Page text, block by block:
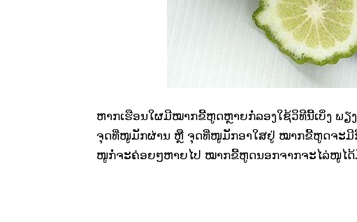
ຫາກເຮືອນໃຜມີໝາກຂີ້ຫູດຫຼາຍກໍ່ລອງໃຊ້ວິທີນີ້ເບິ່ງ ພຽ
ຈຸດທີ່ໜູມັກຜ່ານ ຫຼື ຈຸດທີ່ໜູມັກອາໃສຢູ່ ໝາກຂີ້ຫູດຈະມີກິ
ໜູກໍ່ຈະຄ່ອຍໆຫາຍໄປ ໝາກຂີ້ຫູດນອກຈາກຈະໄລ່ໜູໄດ້